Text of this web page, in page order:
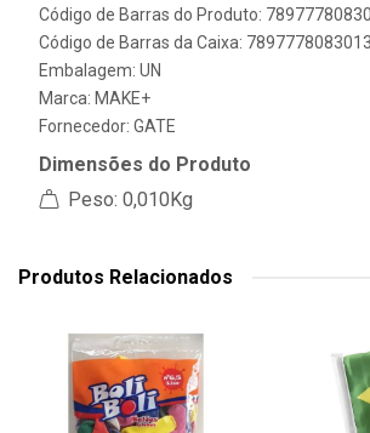
Código de Barras do Produto:
Código de Barras da Caixa: 7897778083013
Embalagem: UN
Marca: MAKE+
Fornecedor: GATE
Dimensões do Produto
Peso: 0,010Kg
Produtos Relacionados